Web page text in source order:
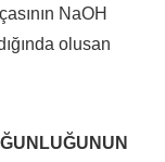
NaOH
olusan